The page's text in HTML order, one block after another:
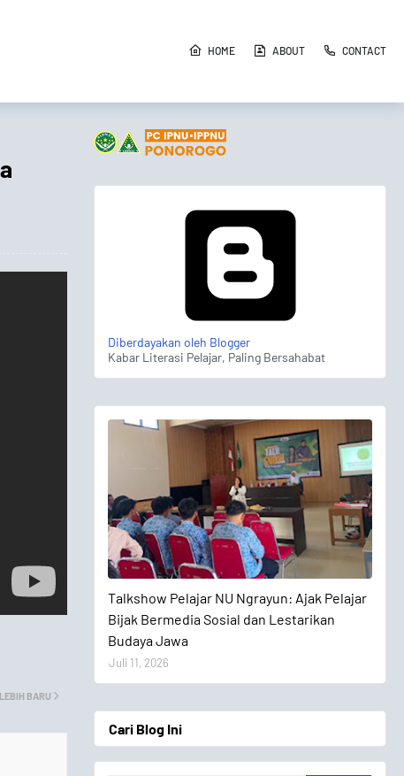
HOME ABOUT CONTACT
LEBIH BARU
Diberdayakan oleh Blogger
Kabar Literasi Pelajar, Paling Bersahabat
Talkshow Pelajar NU Ngrayun: Ajak Pelajar
Bijak Bermedia Sosial dan Lestarikan
Budaya Jawa
Juli 11, 2026
Cari Blog Ini